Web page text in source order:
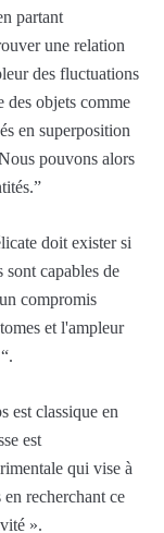
partant
une relation
des fluctuations
des objets comme
en superposition
pouvons alors
doit exister si
sont capables de
compromis
et l'ampleur
est classique en
est
qui vise à
recherchant ce
».